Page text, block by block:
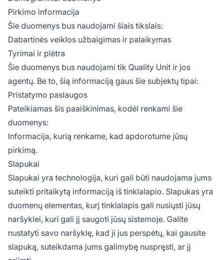
Pirkimo informacija
Šie duomenys bus naudojami šiais tikslais:
Dabartinės veiklos užbaigimas ir palaikymas
Tyrimai ir plėtra
Šie duomenys bus naudojami tik Quality Unit ir jos
agentų. Be to, šią informaciją gaus šie subjektų tipai:
Pristatymo paslaugos
Pateikiamas šis paaiškinimas, kodėl renkami šie
duomenys:
Informacija, kurią renkame, kad apdorotume jūsų
pirkimą.
Slapukai
Slapukai yra technologija, kuri gali būti naudojama jums
suteikti pritaikytą informaciją iš tinklalapio. Slapukas yra
duomenų elementas, kurį tinklalapis gali nusiųsti jūsų
naršyklei, kuri gali jį saugoti jūsų sistemoje. Galite
nustatyti savo naršyklę, kad ji jus perspėtų, kai gausite
slapuką, suteikdama jums galimybę nuspręsti, ar jį